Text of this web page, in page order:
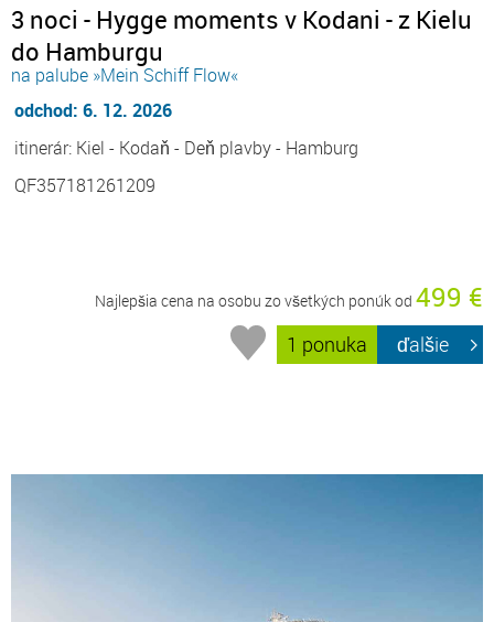
3 noci - Hygge moments v Kodani - z Kielu
do Hamburgu
na palube »Mein Schiff Flow«
odchod: 6. 12. 2026
itinerár: Kiel - Kodaň - Deň plavby - Hamburg
QF357181261209
Najlepšia cena na osobu zo všetkých ponúk od 499 €
1 ponuka ďalšie